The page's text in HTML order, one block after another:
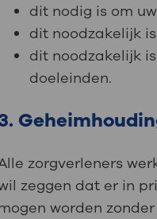
dit nodig is om
dit noodzakelijk
dit noodzakelijk
doeleinden.
zorgverleners
zeggen dat er in
worden